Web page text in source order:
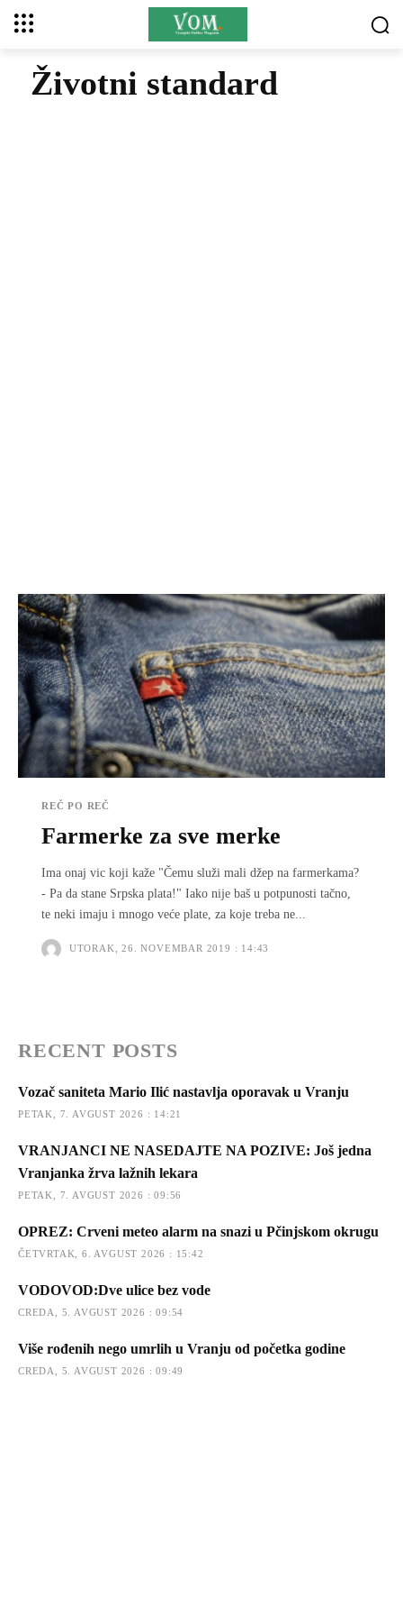
Životni standard
REČ PO REČ
Farmerke za sve merke
Ima onaj vic koji kaže "Čemu služi mali džep na farmerkama?
- Pa da stane Srpska plata!" Iako nije baš u potpunosti tačno,
te neki imaju i mnogo veće plate, za koje treba ne...
UTORAK, 26. NOVEMBAR 2019 : 14:43
RECENT POSTS
Vozač saniteta Mario Ilić nastavlja oporavak u Vranju
PETAK, 7. AVGUST 2026 : 14:21
VRANJANCI NE NASEDAJTE NA POZIVE: Još jedna
Vranjanka žrva lažnih lekara
PETAK, 7. AVGUST 2026 : 09:56
OPREZ: Crveni meteo alarm na snazi u Pčinjskom okrugu
ČETVRTAK, 6. AVGUST 2026 : 15:42
VODOVOD:Dve ulice bez vode
CREDA, 5. AVGUST 2026 : 09:54
Više rođenih nego umrlih u Vranju od početka godine
CREDA, 5. AVGUST 2026 : 09:49